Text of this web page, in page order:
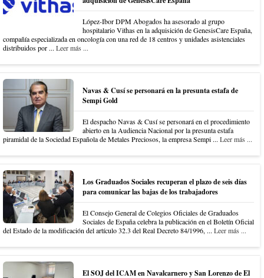
López-Ibor DPM Abogados ha asesorado al grupo
hospitalario Vithas en la adquisición de GenesisCare España,
compañía especializada en oncología con una red de 18 centros y unidades asistenciales
distribuidos por ... Leer más ...
Navas & Cusí se personará en la presunta estafa de
Sempi Gold
El despacho Navas & Cusí se personará en el procedimiento
abierto en la Audiencia Nacional por la presunta estafa
piramidal de la Sociedad Española de Metales Preciosos, la empresa Sempi ... Leer más ...
Los Graduados Sociales recuperan el plazo de seis días
para comunicar las bajas de los trabajadores
El Consejo General de Colegios Oficiales de Graduados
Sociales de España celebra la publicación en el Boletín Oficial
del Estado de la modificación del artículo 32.3 del Real Decreto 84/1996, ... Leer más ...
El SOJ del ICAM en Navalcarnero y San Lorenzo de El